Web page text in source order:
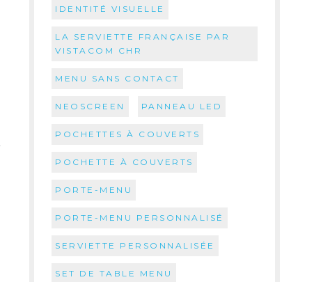
IDENTITÉ VISUELLE
LA SERVIETTE FRANÇAISE PAR
VISTACOM CHR
MENU SANS CONTACT
NEOSCREEN PANNEAU LED
POCHETTES À COUVERTS
POCHETTE À COUVERTS
PORTE-MENU
PORTE-MENU PERSONNALISÉ
SERVIETTE PERSONNALISÉE
SET DE TABLE MENU